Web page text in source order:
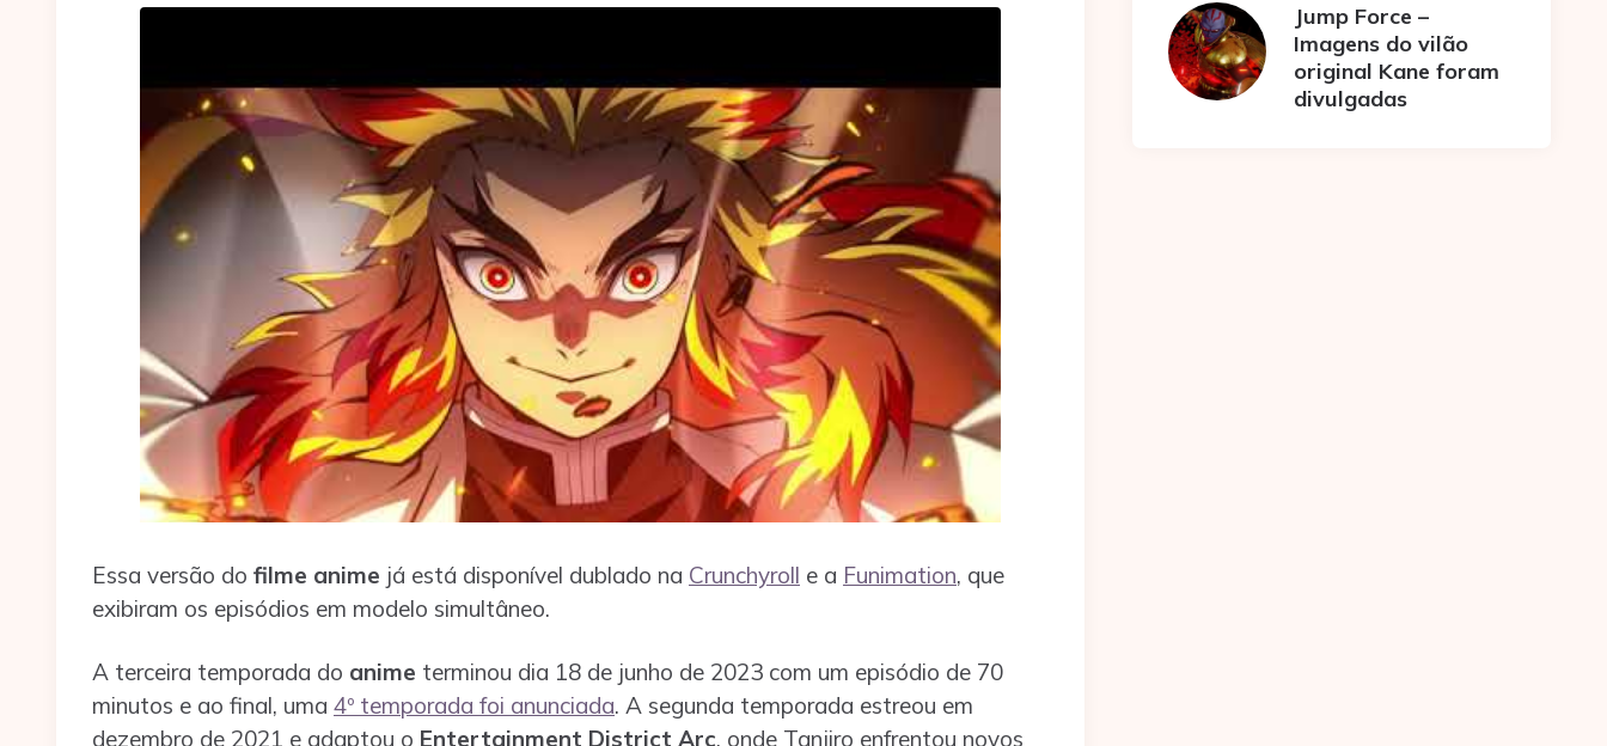
Essa versão do filme anime já está disponível dublado na Crunchyroll e a Funimation, que
exibiram os episódios em modelo simultâneo.
A terceira temporada do anime terminou dia 18 de junho de 2023 com um episódio de 70
minutos e ao final, uma 4º temporada foi anunciada. A segunda temporada estreou em
dezembro de 2021 e adaptou o Entertainment District Arc, onde Tanjiro enfrentou novos
Jump Force –
Imagens do vilão
original Kane foram
divulgadas